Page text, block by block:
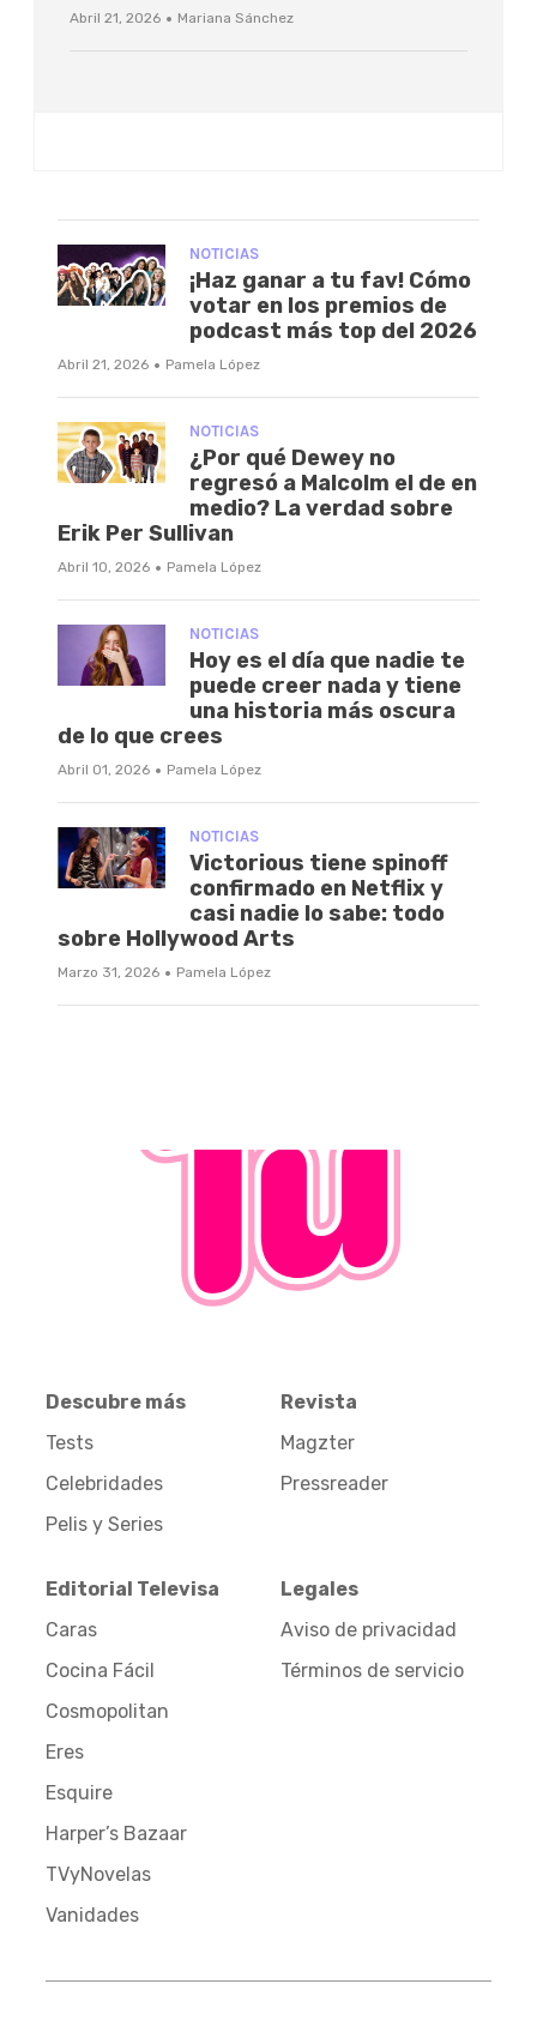
Abril 21, 2026 · Mariana Sánchez
NOTICIAS
¡Haz ganar a tu fav! Cómo
votar en los premios de
podcast más top del 2026
Abril 21, 2026 · Pamela López
NOTICIAS
¿Por qué Dewey no
regresó a Malcolm el de en
medio? La verdad sobre
Erik Per Sullivan
Abril 10, 2026 · Pamela López
NOTICIAS
Hoy es el día que nadie te
puede creer nada y tiene
una historia más oscura
de lo que crees
Abril 01, 2026 · Pamela López
NOTICIAS
Victorious tiene spinoff
confirmado en Netflix y
casi nadie lo sabe: todo
sobre Hollywood Arts
Marzo 31, 2026 · Pamela López
Descubre más
Tests
Celebridades
Pelis y Series
Revista
Magzter
Pressreader
Editorial Televisa
Caras
Cocina Fácil
Cosmopolitan
Eres
Esquire
Harper’s Bazaar
TVyNovelas
Vanidades
Legales
Aviso de privacidad
Términos de servicio